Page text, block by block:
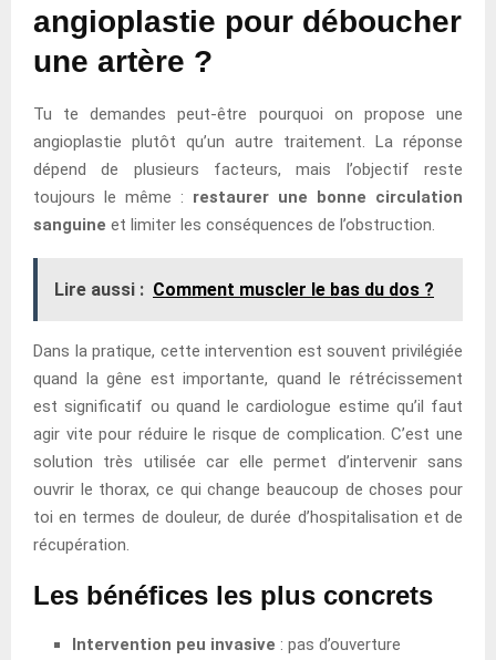
angioplastie pour déboucher
une artère ?
Tu te demandes peut-être pourquoi on propose une
angioplastie plutôt qu’un autre traitement. La réponse
dépend de plusieurs facteurs, mais l’objectif reste
toujours le même : restaurer une bonne circulation
sanguine et limiter les conséquences de l’obstruction.
Lire aussi : Comment muscler le bas du dos ?
Dans la pratique, cette intervention est souvent privilégiée
quand la gêne est importante, quand le rétrécissement
est significatif ou quand le cardiologue estime qu’il faut
agir vite pour réduire le risque de complication. C’est une
solution très utilisée car elle permet d’intervenir sans
ouvrir le thorax, ce qui change beaucoup de choses pour
toi en termes de douleur, de durée d’hospitalisation et de
récupération.
Les bénéfices les plus concrets
Intervention peu invasive : pas d’ouverture